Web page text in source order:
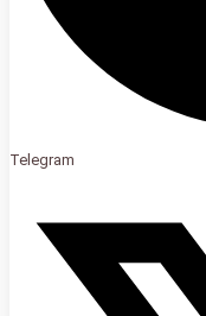
Telegram